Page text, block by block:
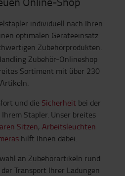
individuell nach Ihren
optimalen Geräteeinsatz
Zubehörprodukten.
Zubehör-Onlineshop
Sortiment mit über 230
Artikeln.
und die Sicherheit bei der
Stapler. Unser breites
Sitzen, Arbeitsleuchten
hilft Ihnen dabei.
an Zubehörartikeln rund
Transport Ihrer Ladungen